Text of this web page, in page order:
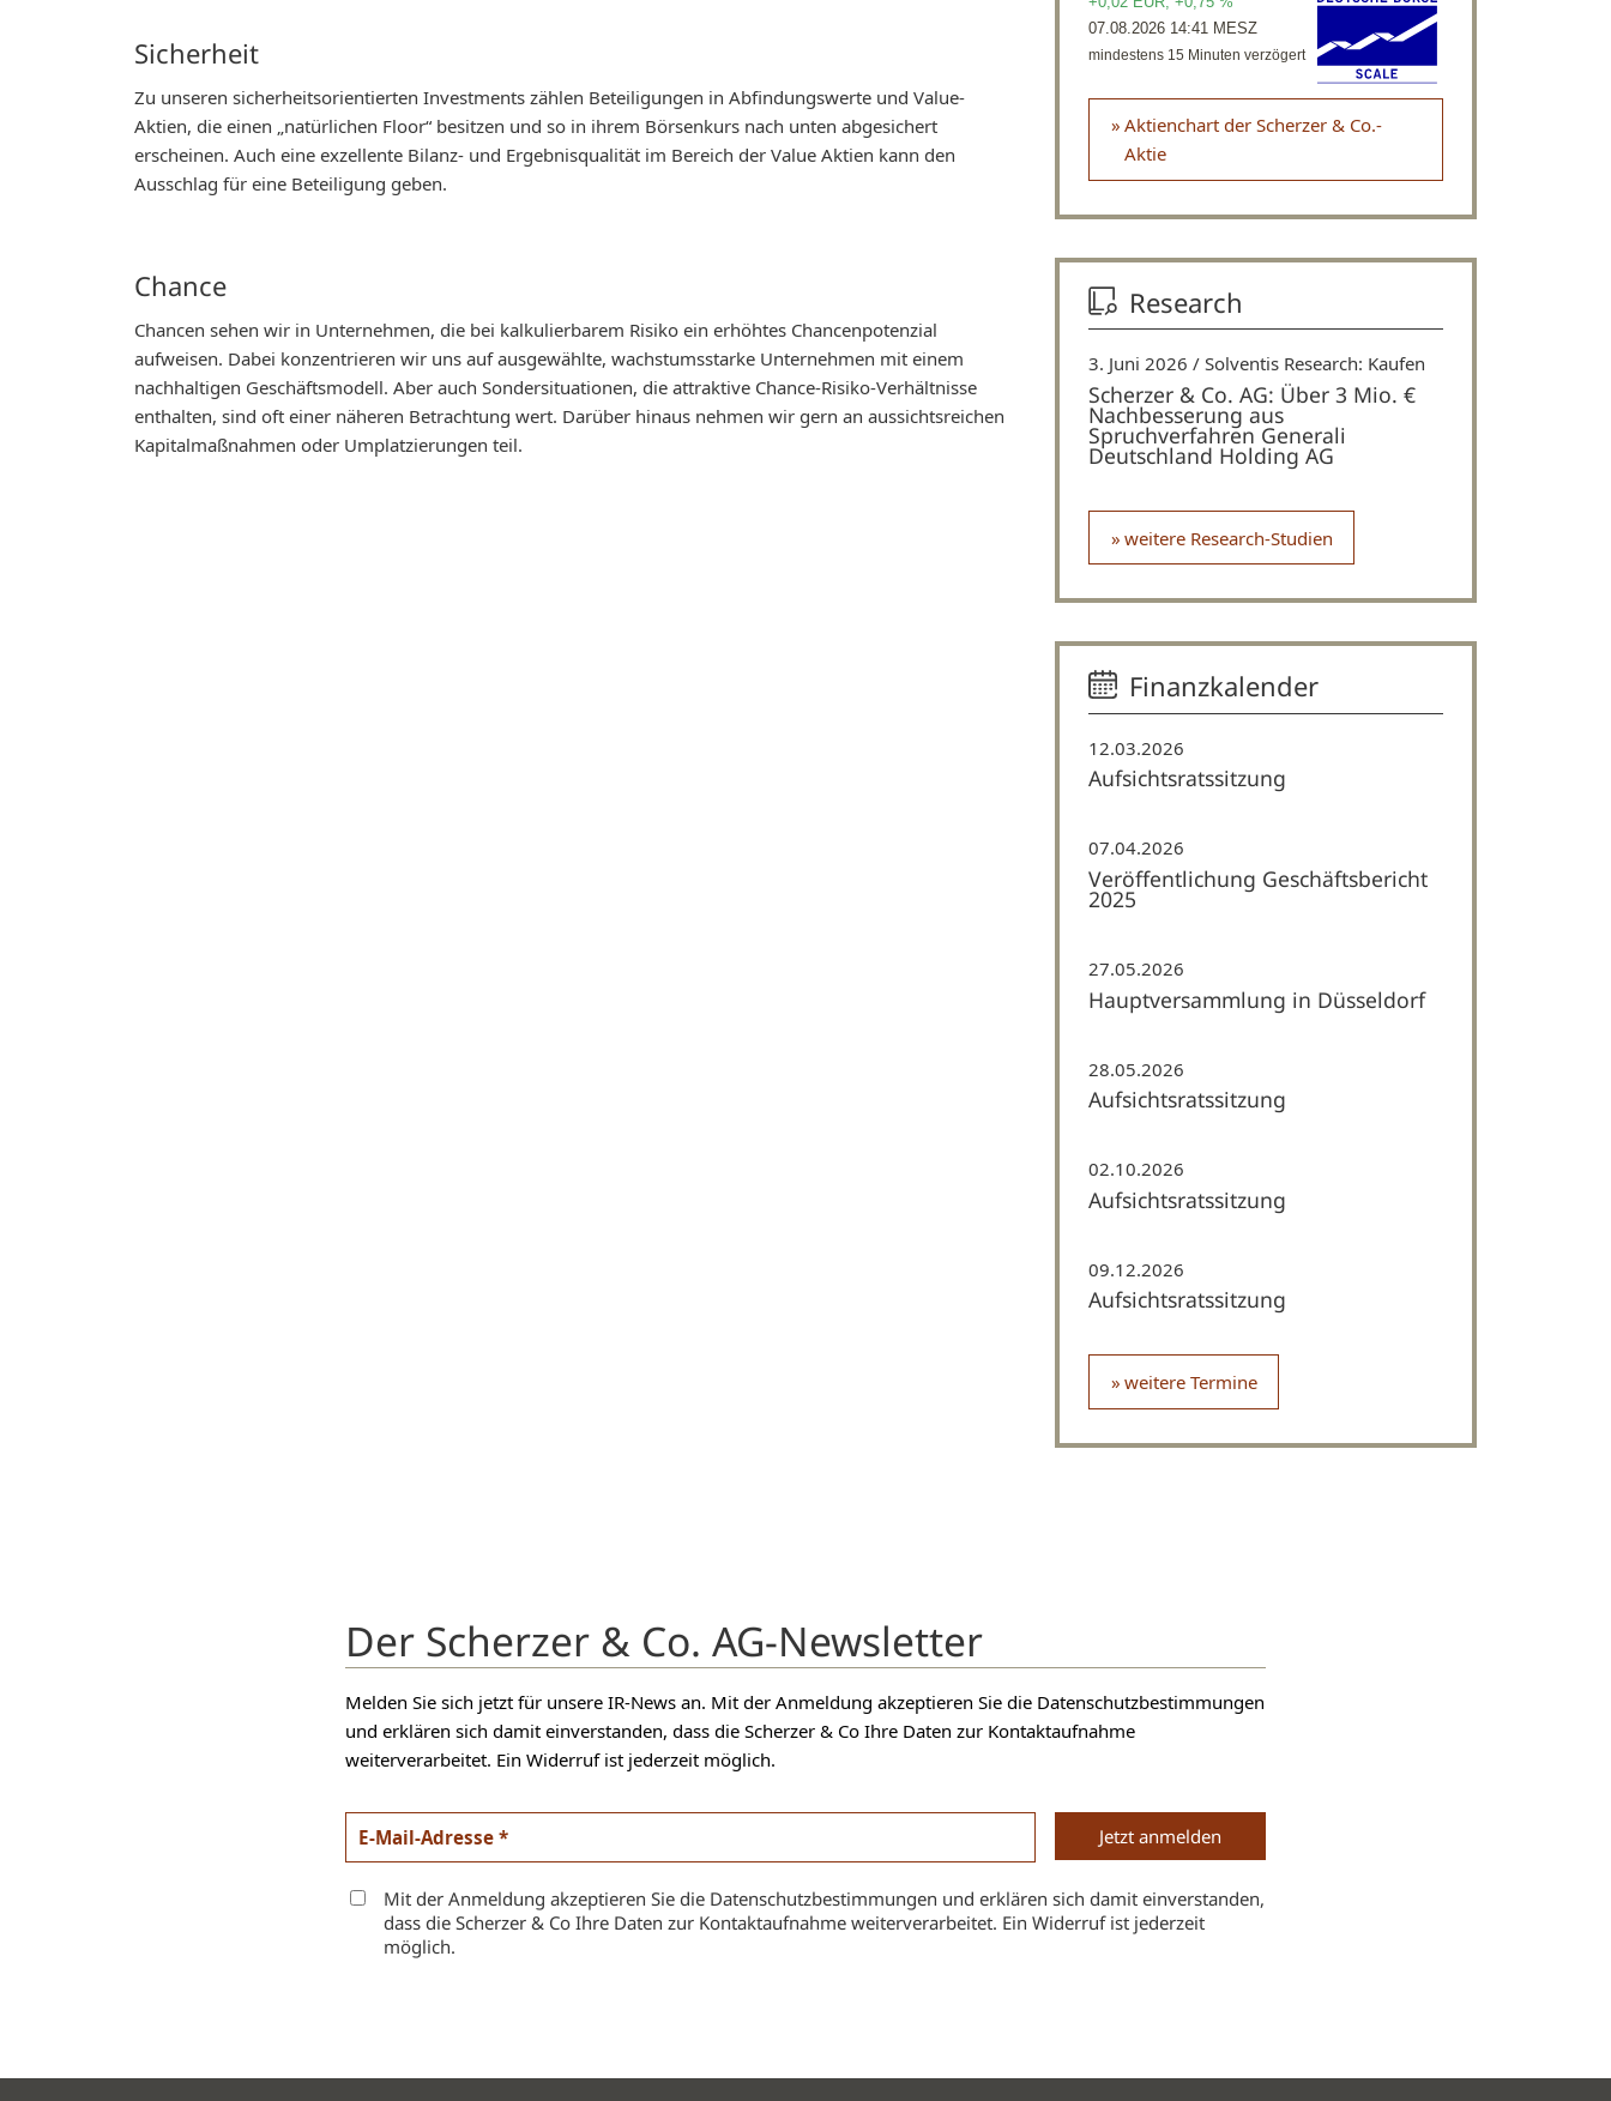
Sicherheit
Zu unseren sicherheitsorientierten Investments zählen Beteiligungen in Abfindungswerte und Value-
Aktien, die einen „natürlichen Floor“ besitzen und so in ihrem Börsenkurs nach unten abgesichert
erscheinen. Auch eine exzellente Bilanz- und Ergebnisqualität im Bereich der Value Aktien kann den
Ausschlag für eine Beteiligung geben.
Chance
Chancen sehen wir in Unternehmen, die bei kalkulierbarem Risiko ein erhöhtes Chancenpotenzial
aufweisen. Dabei konzentrieren wir uns auf ausgewählte, wachstumsstarke Unternehmen mit einem
nachhaltigen Geschäftsmodell. Aber auch Sondersituationen, die attraktive Chance-Risiko-Verhältnisse
enthalten, sind oft einer näheren Betrachtung wert. Darüber hinaus nehmen wir gern an aussichtsreichen
Kapitalmaßnahmen oder Umplatzierungen teil.
Aktienchart der Scherzer & Co.-
Aktie
Research
3. Juni 2026 Solventis Research: Kaufen
Scherzer & Co. AG: Über 3 Mio. €
Nachbesserung aus
Spruchverfahren Generali
Deutschland Holding AG
weitere Research-Studien
Finanzkalender
12.03.2026
Aufsichtsratssitzung
07.04.2026
Veröffentlichung Geschäftsbericht
2025
27.05.2026
Hauptversammlung in Düsseldorf
28.05.2026
Aufsichtsratssitzung
02.10.2026
Aufsichtsratssitzung
09.12.2026
Aufsichtsratssitzung
weitere Termine
Der Scherzer & Co. AG-Newsletter
Melden Sie sich jetzt für unsere IR-News an. Mit der Anmeldung akzeptieren Sie die Datenschutzbestimmungen
und erklären sich damit einverstanden, dass die Scherzer & Co Ihre Daten zur Kontaktaufnahme
weiterverarbeitet. Ein Widerruf ist jederzeit möglich.
Mit der Anmeldung akzeptieren Sie die Datenschutzbestimmungen und erklären sich damit einverstanden,
dass die Scherzer & Co Ihre Daten zur Kontaktaufnahme weiterverarbeitet. Ein Widerruf ist jederzeit
möglich.